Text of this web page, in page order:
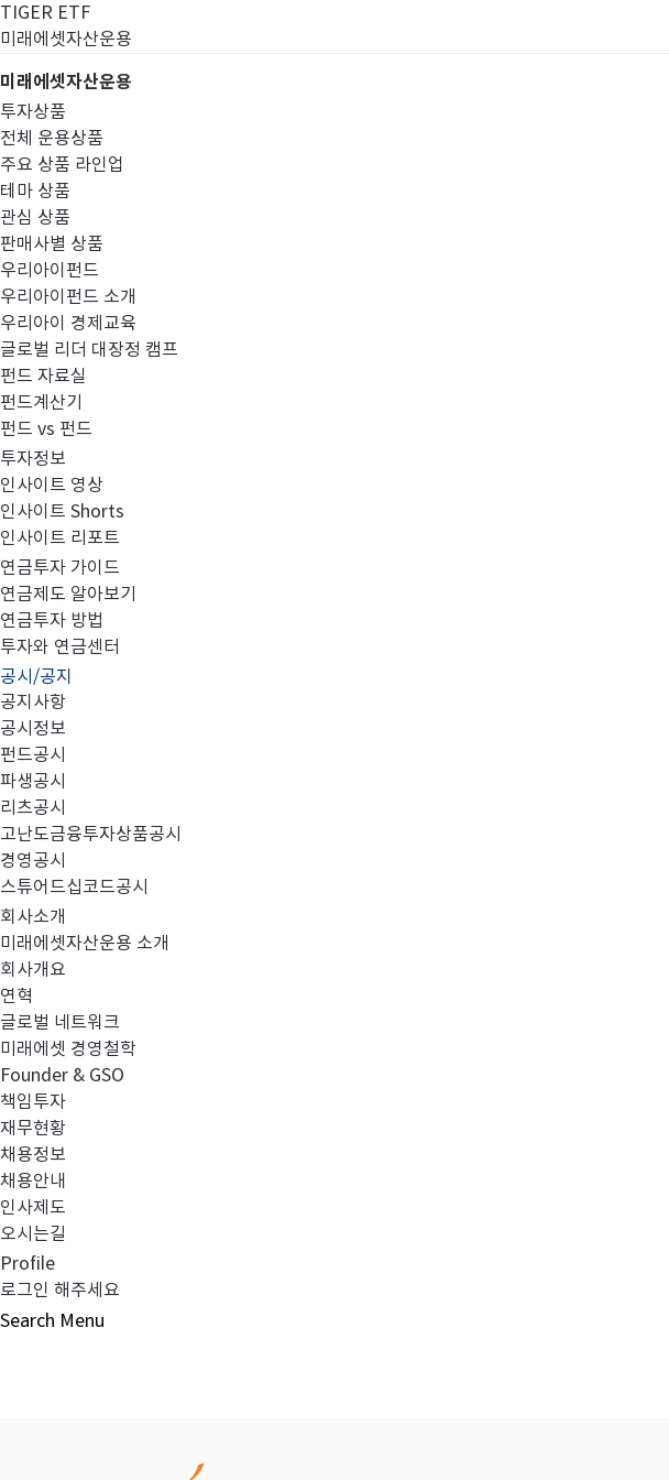
TIGER ETF
미래에셋자산운용
미래에셋자산운용
투자상품
전체 운용상품
주요 상품 라인업
테마 상품
관심 상품
판매사별 상품
우리아이펀드
우리아이펀드 소개
우리아이 경제교육
글로벌 리더 대장정 캠프
펀드 자료실
펀드계산기
펀드 vs 펀드
투자정보
인사이트 영상
인사이트 Shorts
인사이트 리포트
연금투자 가이드
연금제도 알아보기
연금투자 방법
투자와 연금센터
공시/공지
공지사항
공시정보
펀드공시
파생공시
리츠공시
고난도금융투자상품공시
경영공시
스튜어드십코드공시
회사소개
미래에셋자산운용 소개
회사개요
연혁
글로벌 네트워크
미래에셋 경영철학
Founder & GSO
책임투자
재무현황
채용정보
채용안내
인사제도
오시는길
Profile
로그인 해주세요
Search Menu
펀드공시
파생상품간접투자기구 공시내용(2004년09월15일자)
공시내용: 1. 위험액 2. 시나리오분석 3. 10일 VaR 4. 만기손익구조
파생상품간접투자기구_자산(공시).xls
이전글
다음글
목록보기